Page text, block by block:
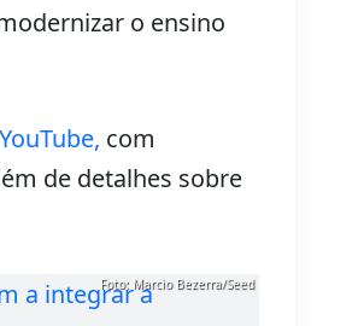
o ensino
com
de detalhes sobre
Foto: Marcio Bezerra/Seed